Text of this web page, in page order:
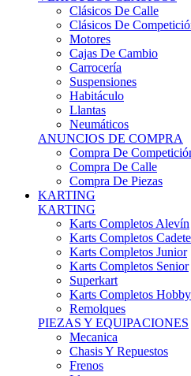
Clásicos De Competición
Motores
Cajas De Cambio
Carrocería
Suspensiones
Habitáculo
Llantas
Neumáticos
ANUNCIOS DE COMPRA
Compra De Competición
Compra De Calle
Compra De Piezas
KARTING
KARTING
Karts Completos Alevín
Karts Completos Cadete
Karts Completos Junior
Karts Completos Senior
Superkart
Karts Completos Hobbye
Remolques
PIEZAS Y EQUIPACIONES
Mecanica
Chasis Y Repuestos
Frenos
Llantas